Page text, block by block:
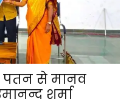
पतन से मानव
शर्मा